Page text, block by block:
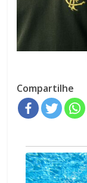
Compartilhe